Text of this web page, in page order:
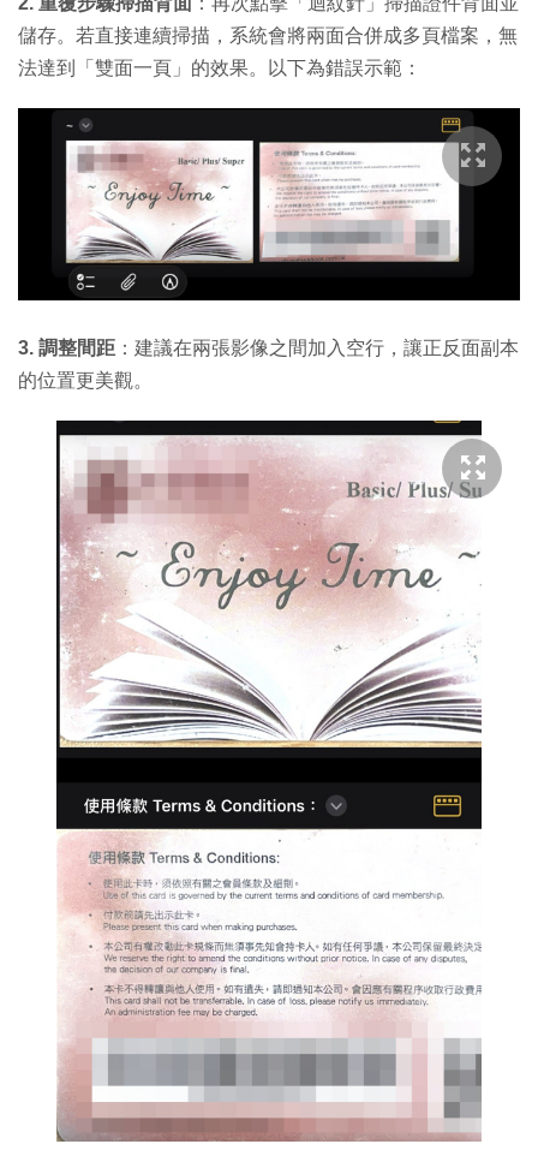
儲存。若直接連續掃描，系統會將兩面合併成多頁檔案，無
法達到「雙面一頁」的效果。以下為錯誤示範：
3. 調整間距 ：建議在兩張影像之間加入空行，讓正反面副本
的位置更美觀。